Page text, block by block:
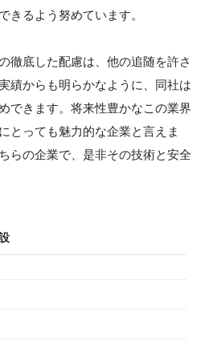
きるよう努めています。
徹底した配慮は、他の追随を許さ
績からも明らかなように、同社は
できます。将来性豊かなこの業界
とっても魅力的な企業と言えま
らの企業で、是非その技術と安全